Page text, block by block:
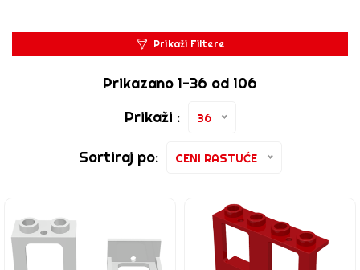
Prikaži Filtere
Prikazano 1-36 od 106
Prikaži :
36
Sortiraj po: CENI RASTUĆE